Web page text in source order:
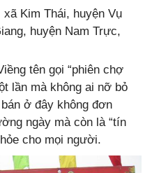
Kim Thái, huyện Vụ
huyện Nam Trực,
tên gọi “phiên chợ
lần mà không ai nỡ bỏ
ở đây không đơn
ngày mà còn là “tín
cho mọi người.